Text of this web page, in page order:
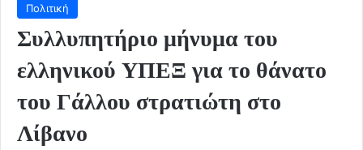
Πολιτική
Συλλυπητήριο μήνυμα του
ελληνικού ΥΠΕΞ για το θάνατο
του Γάλλου στρατιώτη στο
Λίβανο